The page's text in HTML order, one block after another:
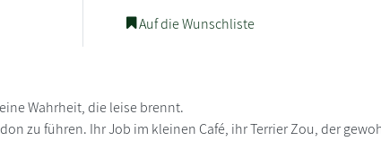
Auf die Wunschliste
Wahrheit, die leise brennt.
zu führen. Ihr Job im kleinen Café, ihr Terrier Zou, der